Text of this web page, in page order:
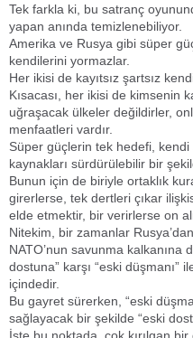
Tek farkla ki, bu satranç
yapan anında temizlenebiliyor.
Amerika ve Rusya gibi süper
kendilerini yormazlar.
Her ikisi de kayıtsız şartsız
Kısacası, her ikisi de kimsenin
uğraşacak ülkeler değildirler,
menfaatleri vardır.
Süper güçlerin tek hedefi,
kaynakları sürdürülebilir bir
Bunun için de biriyle ortaklık
girerlerse, tek dertleri çıkar
elde etmektir, bir verirlerse on
Nitekim, bir zamanlar
NATO’nun savunma kalkanına
dostuna” karşı “eski düşmanı”
içindedir.
Bu gayret sürerken, “eski
sağlayacak bir şekilde “eski
İşte bu noktada, çok kırılgan